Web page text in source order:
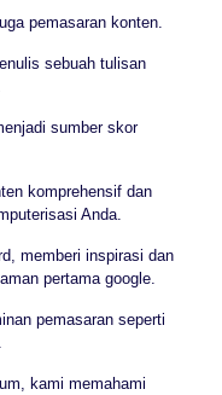
pemasaran konten.
sebuah tulisan
sumber skor
komprehensif dan
Anda.
memberi inspirasi dan
pertama google.
pemasaran seperti
kami memahami